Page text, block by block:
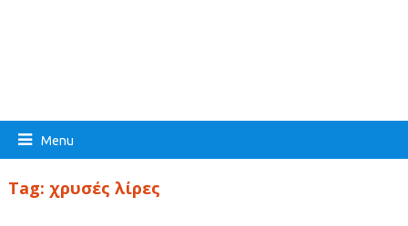
Menu
Tag: χρυσές λίρες